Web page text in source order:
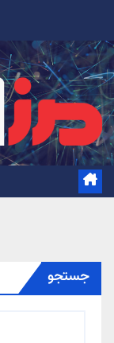
content
جستجو